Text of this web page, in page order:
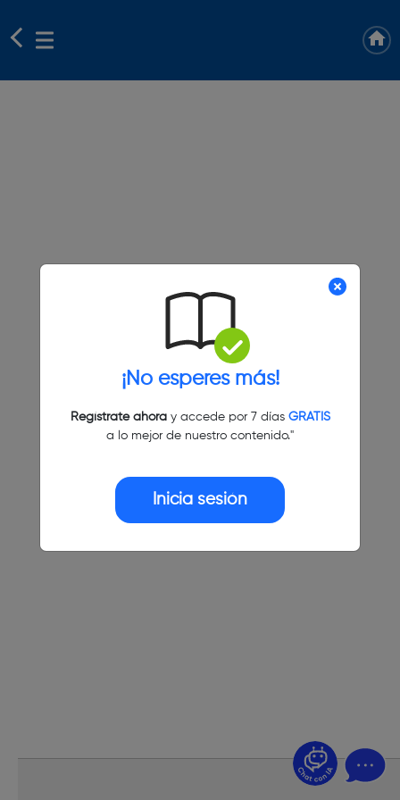
¡No esperes más!
Regístrate ahoray accede por 7 días GRATIS
a lo mejor de nuestro contenido."
Inicia sesión